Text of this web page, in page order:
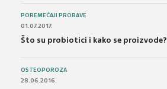
POREMEĆAJI PROBAVE
01.07.2017.
Što su probiotici i kako se proizvode?
OSTEOPOROZA
28.06.2016.